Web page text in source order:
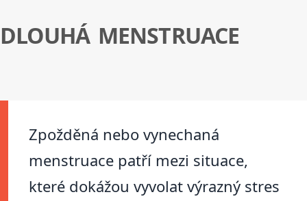
DLOUHÁ MENSTRUACE
Zpožděná nebo vynechaná
menstruace patří mezi situace,
které dokážou vyvolat výrazný stres